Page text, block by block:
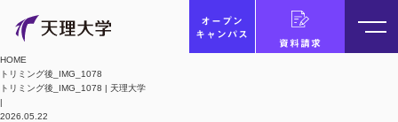
オープン
キャンパス
資料請求
HOME
トリミング後_IMG_1078
トリミング後_IMG_1078 | 天理大学
|
2026.05.22